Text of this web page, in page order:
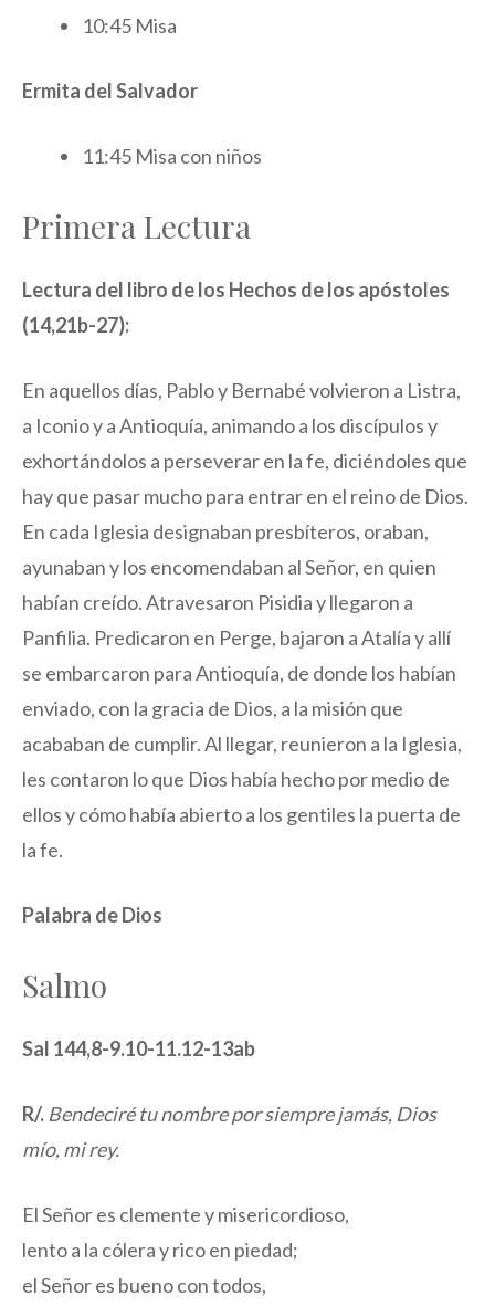
10:45 Misa
Ermita del Salvador
11:45 Misa con niños
Primera Lectura
Lectura del libro de los Hechos de los apóstoles
(14,21b-27):
En aquellos días, Pablo y Bernabé volvieron a Listra,
a Iconio y a Antioquía, animando a los discípulos y
exhortándolos a perseverar en la fe, diciéndoles que
hay que pasar mucho para entrar en el reino de Dios.
En cada Iglesia designaban presbíteros, oraban,
ayunaban y los encomendaban al Señor, en quien
habían creído. Atravesaron Pisidia y llegaron a
Panfilia. Predicaron en Perge, bajaron a Atalía y allí
se embarcaron para Antioquía, de donde los habían
enviado, con la gracia de Dios, a la misión que
acababan de cumplir. Al llegar, reunieron a la Iglesia,
les contaron lo que Dios había hecho por medio de
ellos y cómo había abierto a los gentiles la puerta de
la fe.
Palabra de Dios
Salmo
Sal 144,8-9.10-11.12-13ab
R/. Bendeciré tu nombre por siempre jamás, Dios
mío, mi rey.
El Señor es clemente y misericordioso,
lento a la cólera y rico en piedad;
el Señor es bueno con todos,